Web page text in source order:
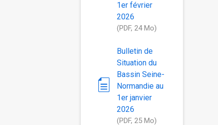
1er février
2026
(PDF, 24 Mo)
Bulletin de
Situation du
Bassin Seine-
Normandie au
1er janvier
2026
(PDF, 25 Mo)